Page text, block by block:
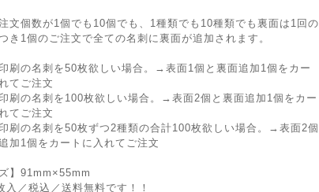
文個数が1個でも10個でも、1種類でも10種類でも裏面は1回の
き1個のご注文で全ての名刺に裏面が追加されます。
刷の名刺を50枚欲しい場合。→表面1個と裏面追加1個をカー
てご注文
刷の名刺を100枚欲しい場合。→表面2個と裏面追加1個をカー
てご注文
印刷の名刺を50枚ずつ2種類の合計100枚欲しい場合。→表面2個
加1個をカートに入れてご注文
ズ】91mm×55mm
入／税込／送料無料です！！